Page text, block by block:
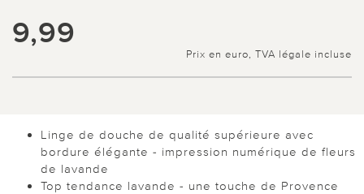
9,99
Prix en euro, TVA légale incluse
Linge de douche de qualité supérieure avec
bordure élégante - impression numérique de fleurs
de lavande
Top tendance lavande - une touche de Provence